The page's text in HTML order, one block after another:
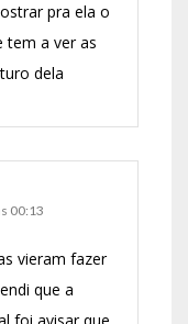
pra ela o
tem a ver as
dela
00:13
vieram fazer
que a